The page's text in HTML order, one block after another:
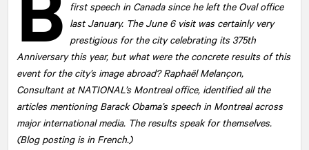
first speech in Canada since he left the Oval office
last January. The June 6 visit was certainly very
prestigious for the city celebrating its 375th
Anniversary this year, but what were the concrete results of this
event for the city’s image abroad? Raphaël Melançon,
Consultant at NATIONAL’s Montreal office, identified all the
articles mentioning Barack Obama’s speech in Montreal across
major international media. The results speak for themselves.
(Blog posting is in French.)